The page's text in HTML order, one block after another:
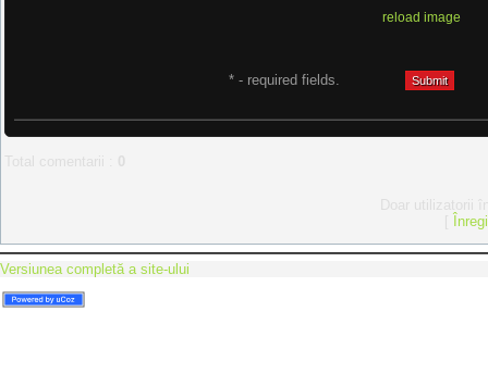
reload image
* - required fields.
Versiunea completă a site-ului